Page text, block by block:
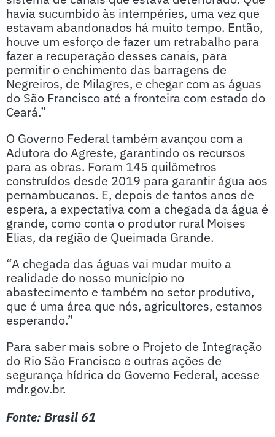
havia sucumbido às intempéries, uma vez que
estavam abandonados há muito tempo. Então,
houve um esforço de fazer um retrabalho para
fazer a recuperação desses canais, para
permitir o enchimento das barragens de
Negreiros, de Milagres, e chegar com as águas
do São Francisco até a fronteira com estado do
Ceará.”
O Governo Federal também avançou com a
Adutora do Agreste, garantindo os recursos
para as obras. Foram 145 quilômetros
construídos desde 2019 para garantir água aos
pernambucanos. E, depois de tantos anos de
espera, a expectativa com a chegada da água é
grande, como conta o produtor rural Moises
Elias, da região de Queimada Grande.
“A chegada das águas vai mudar muito a
realidade do nosso município no
abastecimento e também no setor produtivo,
que é uma área que nós, agricultores, estamos
esperando.”
Para saber mais sobre o Projeto de Integração
do Rio São Francisco e outras ações de
segurança hídrica do Governo Federal, acesse
mdr.gov.br.
Fonte: Brasil 61